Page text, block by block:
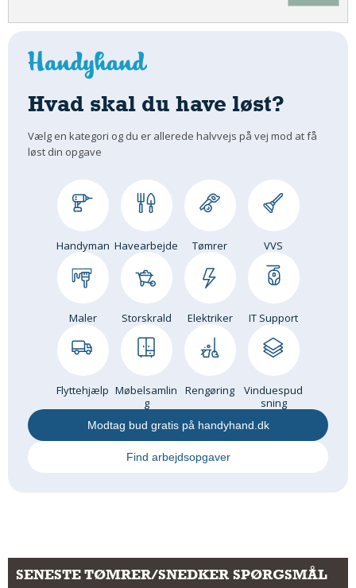
Hvad skal du have løst?
Vælg en kategori og du er allerede halvvejs på vej mod at få
løst din opgave
Handyman Havearbejde Tømrer VVS
Maler Storskrald Elektriker IT Support
Flyttehjælp Møbelsamlin
g
Rengøring
Vinduespud
sning
Modtag bud gratis på handyhand.dk
Find arbejdsopgaver
SENESTE TØMRER/SNEDKER SPØRGSMÅL